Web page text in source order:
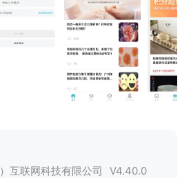
互联网科技有限公司 V4.40.0